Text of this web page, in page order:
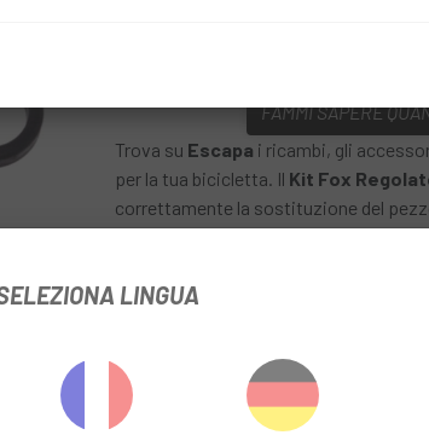
FAMMI SAPERE
Trova su Escapa i ricambi, gli
per la tua bicicletta. Il Kit Fox
correttamente la sostituzione del
il corretto montaggio e
SC 29
LINGUA